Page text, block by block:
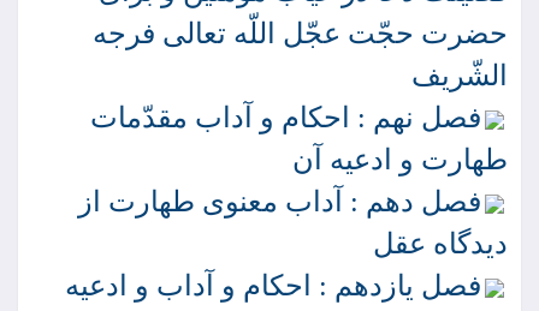
حضرت حجّت عجّل اللّه تعالى فرجه
الشّريف
فصل نهم : احكام و آداب مقدّمات
طهارت و ادعيه آن
فصل دهم : آداب معنوى طهارت از
ديدگاه عقل
فصل يازدهم : احكام و آداب و ادعيه